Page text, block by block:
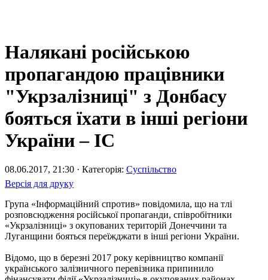
Налякані російською
пропагандою працівники
"Укрзалізниці" з Донбасу
бояться їхати в інші регіони
України – ІС
08.06.2017, 21:30 · Категорія: Суспільство
Версія для друку
Група «Інформаційний спротив» повідомила, що на тлі
розповсюдження російської пропаганди, співробітники
«Укрзалізниці» з окупованих територій Донеччини та
Луганщини бояться переїжджати в інші регіони України.
Відомо, що в березні 2017 року керівництво компанії
українського залізничного перевізника припинило